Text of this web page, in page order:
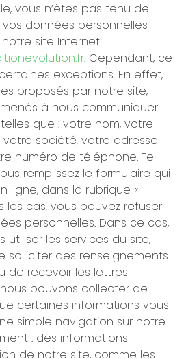
vous n’êtes pas tenu de
données personnelles
site Internet
. Cependant, ce
exceptions. En effet,
proposés par notre site,
à nous communiquer
que : votre nom, votre
société, votre adresse
numéro de téléphone. Tel
remplissez le formulaire qui
ligne, dans la rubrique «
les cas, vous pouvez refuser
personnelles. Dans ce cas,
utiliser les services du site,
solliciter des renseignements
de recevoir les lettres
nous pouvons collecter de
certaines informations vous
simple navigation sur notre
: des informations
de notre site, comme les